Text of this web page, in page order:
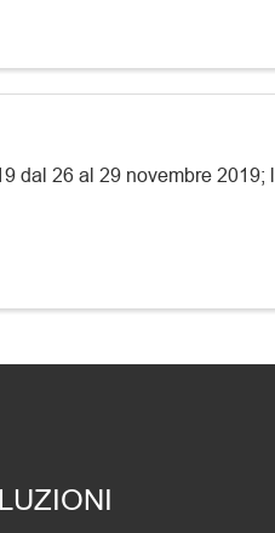
dal 26 al 29 novembre 2019;